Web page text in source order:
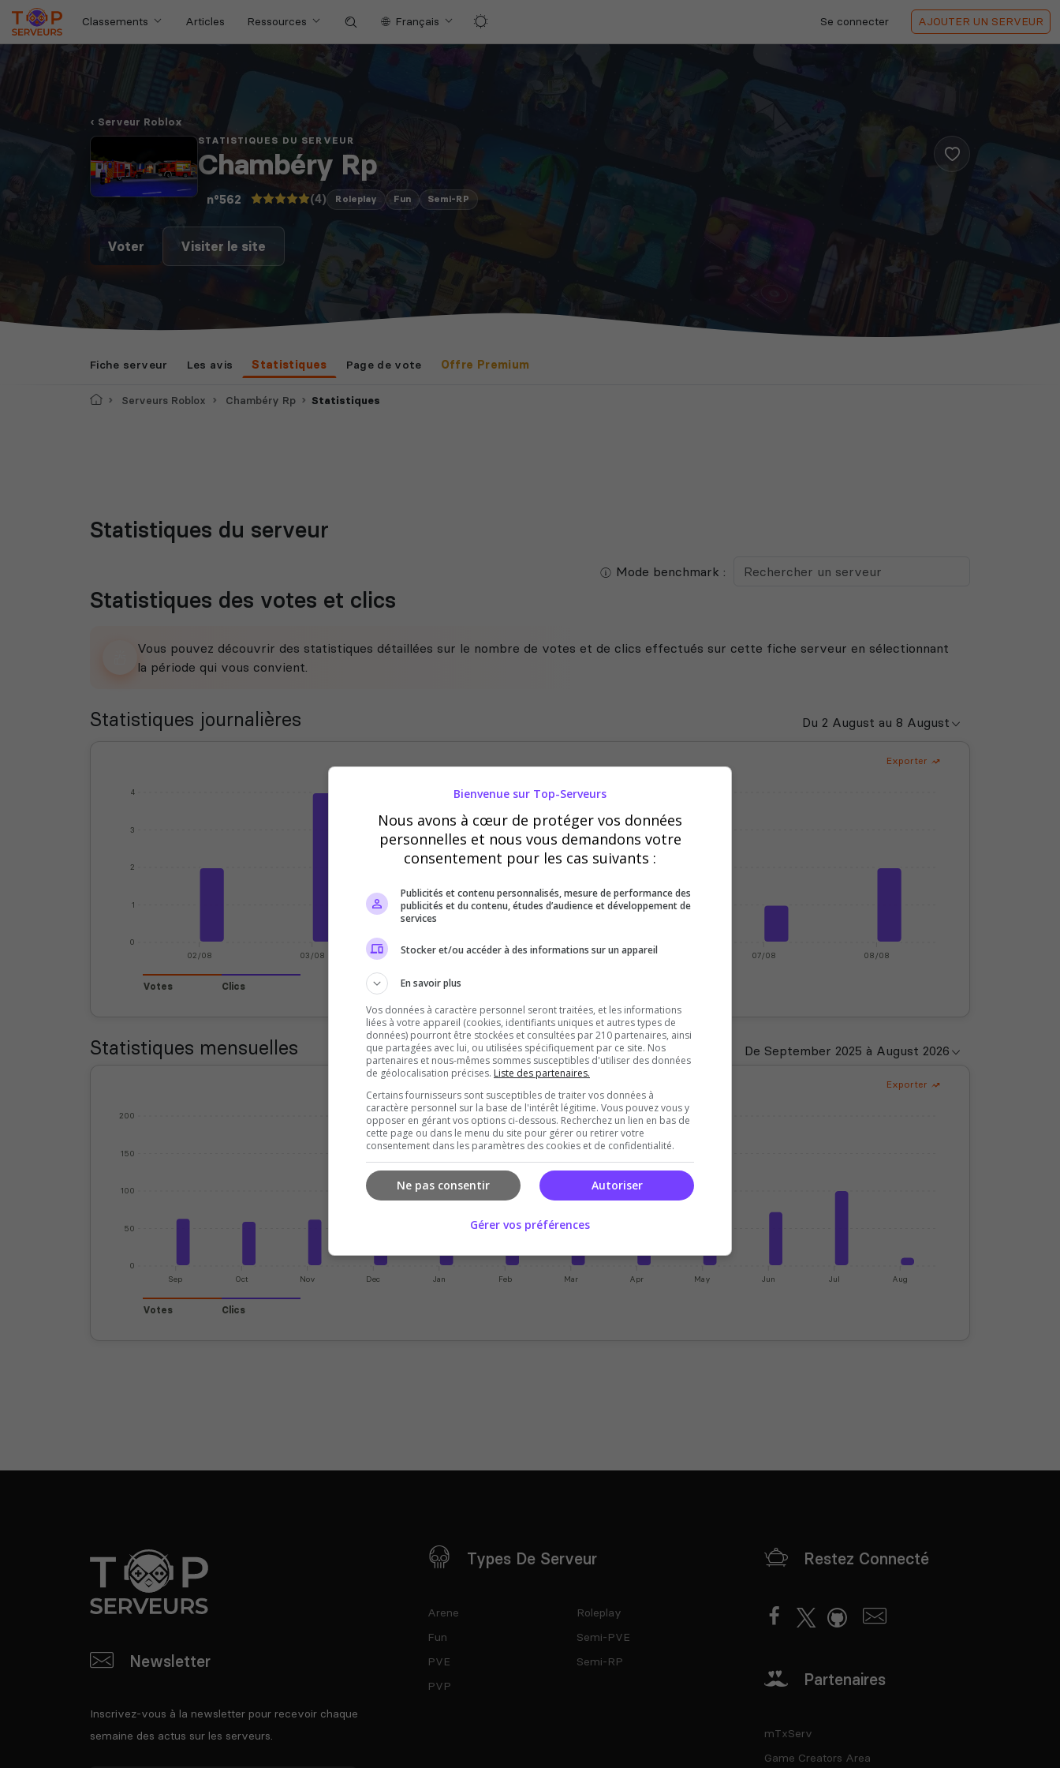
Classements Articles Ressources Français Se connecter AJOUTER UN SERVEUR
Serveur Roblox
STATISTIQUES DU SERVEUR
Chambéry Rp
n°562 (4) Roleplay Fun Semi-RP
Voter Visiter le site
Fiche serveur Les avis Statistiques Page de vote Offre Premium
AccueilServeurs Roblox Chambéry Rp Statistiques
Statistiques du serveur
Mode benchmark :
Statistiques des votes et clics
Vous pouvez découvrir des statistiques détaillées sur le nombre de votes et de clics effectués sur cette fiche serveur en sélectionnant
la période qui vous convient.
Statistiques journalières
Exporter
0
1
2
3
4
02/08 03/08 04/08 05/08 06/08 07/08 08/08
Votes Clics
Statistiques mensuelles
Exporter
0
50
100
150
200
Sep Oct Nov Dec Jan Feb Mar Apr May Jun Jul Aug
Votes Clics
Newsletter
Inscrivez-vous à la newsletter pour recevoir chaque
semaine des actus sur les serveurs.
Types De Serveur
Arene
Fun
PVE
PVP
Roleplay
Semi-PVE
Semi-RP
Restez Connecté
Partenaires
mTxServ
Game Creators Area
Bienvenue sur Top-Serveurs
Nous avons à cœur de protéger vos données
personnelles et nous vous demandons votre
consentement pour les cas suivants :
Publicités et contenu personnalisés, mesure de performance des
publicités et du contenu, études d’audience et développement de
services
Stocker et/ou accéder à des informations sur un appareil
En savoir plus
Vos données à caractère personnel seront traitées, et les informations
liées à votre appareil (cookies, identifiants uniques et autres types de
données) pourront être stockées et consultées par 210 partenaires, ainsi
que partagées avec lui, ou utilisées spécifiquement par ce site. Nos
partenaires et nous-mêmes sommes susceptibles d'utiliser des données
de géolocalisation précises. Liste des partenaires.
Certains fournisseurs sont susceptibles de traiter vos données à
caractère personnel sur la base de l'intérêt légitime. Vous pouvez vous y
opposer en gérant vos options ci-dessous. Recherchez un lien en bas de
cette page ou dans le menu du site pour gérer ou retirer votre
consentement dans les paramètres des cookies et de confidentialité.
Autoriser
Ne pas consentir
Gérer vos préférences